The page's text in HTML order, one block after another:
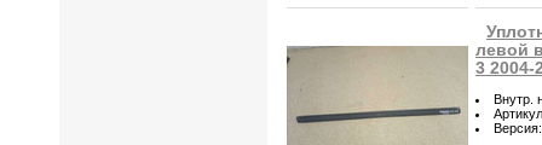
левой
3 2004-
Внутр.
Артикул
Версия: